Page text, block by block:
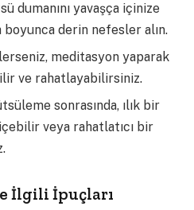
dumanını yavaşça içinize
derin nefesler alın.
meditasyon yaparak
ve rahatlayabilirsiniz.
sonrasında, ılık bir
veya rahatlatıcı bir
İlgili İpuçları